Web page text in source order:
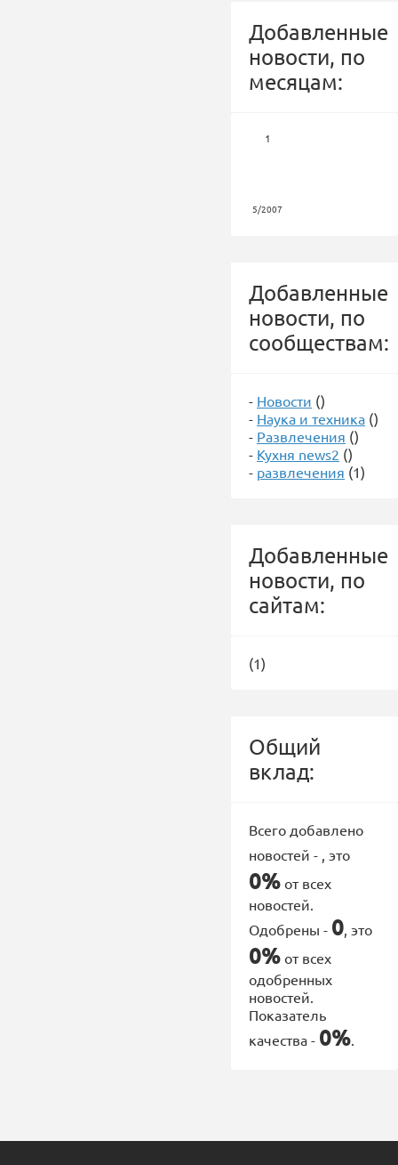
Добавленные
новости, по
месяцам:
1
5/2007
Добавленные
новости, по
сообществам:
- Новости ()
- Наука и техника ()
- Развлечения ()
- Кухня news2 ()
- развлечения (1)
Добавленные
новости, по
сайтам:
(1)
Общий
вклад:
Всего добавлено
новостей - , это
0% от всех
новостей.
Одобрены - 0, это
0% от всех
одобренных
новостей.
Показатель
качества - 0%.